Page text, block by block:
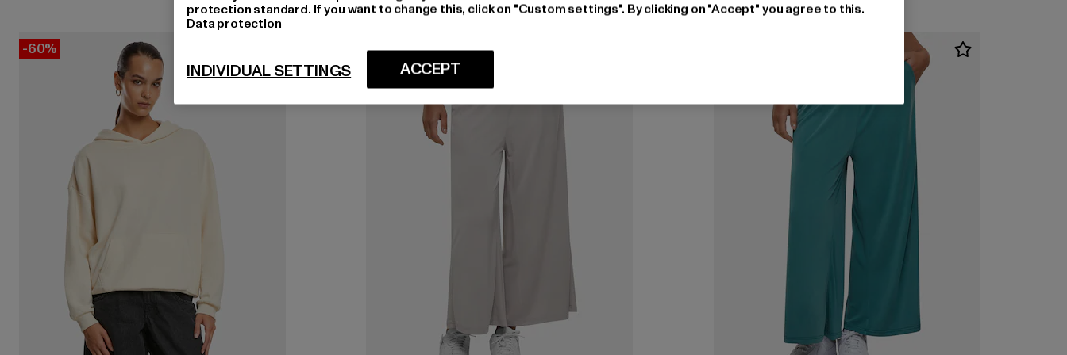
-60% -33%
protection standard. If you want to change this, click on "Custom settings". By clicking on "Accept" you agree to this.
Data protection
ACCEPT
INDIVIDUAL SETTINGS